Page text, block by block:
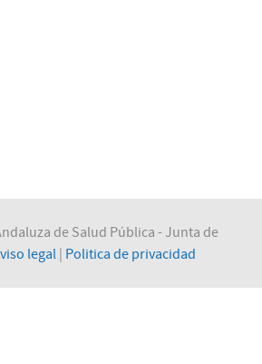
de Salud Pública - Junta de
legal Politica de privacidad